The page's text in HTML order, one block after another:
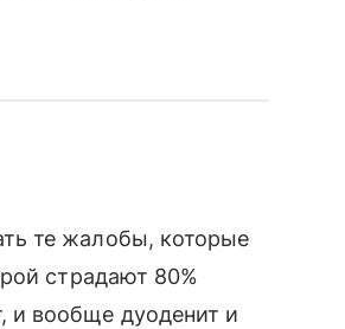
те жалобы, которые
страдают 80%
и вообще дуоденит и